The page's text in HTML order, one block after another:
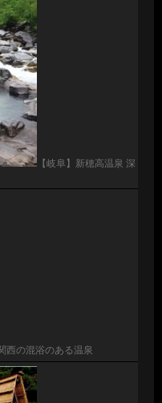
【岐阜】新穂高温泉 深
西の混浴のある温泉